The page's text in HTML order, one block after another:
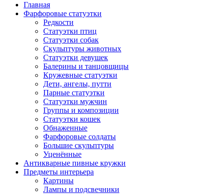
Главная
Фарфоровые статуэтки
Редкости
Cтатуэтки птиц
Cтатуэтки собак
Скульптуры животных
Статуэтки девушек
Балерины и танцовщицы
Кружевные статуэтки
Дети, ангелы, путти
Парные статуэтки
Статуэтки мужчин
Группы и композиции
Статуэтки кошек
Обнаженные
Фарфоровые солдаты
Большие скульптуры
Уценённые
Антикварные пивные кружки
Предметы интерьера
Картины
Лампы и подсвечники